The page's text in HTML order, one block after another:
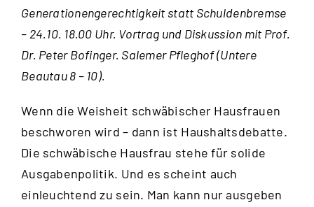
Generationengerechtigkeit statt Schuldenbremse
– 24.10. 18.00 Uhr. Vortrag und Diskussion mit Prof.
Dr. Peter Bofinger. Salemer Pfleghof (Untere
Beautau 8 – 10).
Wenn die Weisheit schwäbischer Hausfrauen
beschworen wird – dann ist Haushaltsdebatte.
Die schwäbische Hausfrau stehe für solide
Ausgabenpolitik. Und es scheint auch
einleuchtend zu sein. Man kann nur ausgeben